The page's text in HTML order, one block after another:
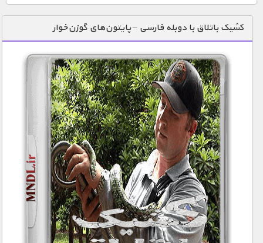
دنیای خوراکی ها
زمین شناسی / محیط زیست
سازه/ معماری/ مهندسی
سرگرمی
شناخت کودکان
طبیعت
علم و فناوری
فرهنگ / هنر
کیهان / نجوم
گردشگری
ماورایی
کشیک باتلاق با دوبله فارسی – پایتون‌های گوزن‌خوار